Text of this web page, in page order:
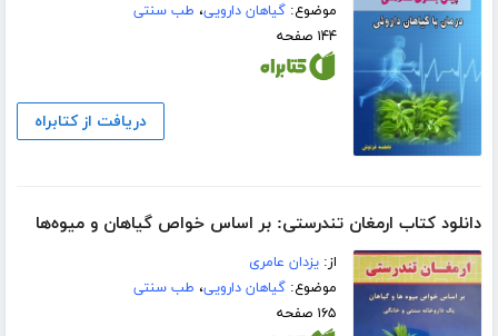
موضوع:گیاهان دارویی، طب سنتی
۱۴۴ صفحه
دریافت از کتابراه
دانلود کتاب ارمغان تندرستی: بر اساس خواص گیاهان و میوه‌ها
از:یزدان عامری
موضوع:گیاهان دارویی، طب سنتی
۱۶۵ صفحه